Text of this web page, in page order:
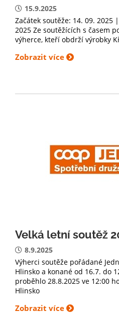
15.9.2025
Začátek soutěže: 14. 09. 2025
2025 Ze soutěžících s časem
výherce, kteří obdrží výrobky
Zobrazit více
Velká letní soutěž
8.9.2025
Výherci soutěže pořádané
Hlinsko a konané od 16.7. do
proběhlo 28.8.2025 ve 12:00
Hlinsko
Zobrazit více